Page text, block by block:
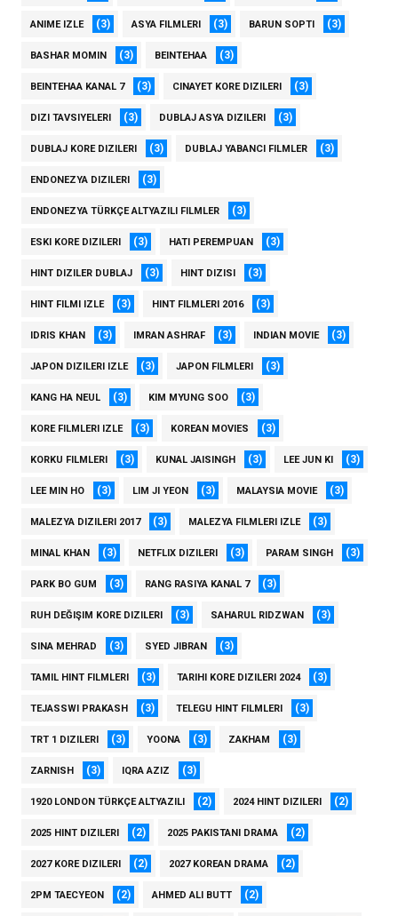
ANIME IZLE (3) ASYA FILMLERI (3) BARUN SOPTI (3)
BASHAR MOMIN (3) BEINTEHAA (3)
BEINTEHAA KANAL 7 (3) CINAYET KORE DIZILERI (3)
DIZI TAVSIYELERI (3) DUBLAJ ASYA DIZILERI (3)
DUBLAJ KORE DIZILERI (3) DUBLAJ YABANCI FILMLER (3)
ENDONEZYA DIZILERI (3)
ENDONEZYA TÜRKÇE ALTYAZILI FILMLER (3)
ESKI KORE DIZILERI (3) HATI PEREMPUAN (3)
HINT DIZILER DUBLAJ (3) HINT DIZISI (3)
HINT FILMI IZLE (3) HINT FILMLERI 2016 (3)
IDRIS KHAN (3) IMRAN ASHRAF (3) INDIAN MOVIE (3)
JAPON DIZILERI IZLE (3) JAPON FILMLERI (3)
KANG HA NEUL (3) KIM MYUNG SOO (3)
KORE FILMLERI IZLE (3) KOREAN MOVIES (3)
KORKU FILMLERI (3) KUNAL JAISINGH (3) LEE JUN KI (3)
LEE MIN HO (3) LIM JI YEON (3) MALAYSIA MOVIE (3)
MALEZYA DIZILERI 2017 (3) MALEZYA FILMLERI IZLE (3)
MINAL KHAN (3) NETFLIX DIZILERI (3) PARAM SINGH (3)
PARK BO GUM (3) RANG RASIYA KANAL 7 (3)
RUH DEĞIŞIM KORE DIZILERI (3) SAHARUL RIDZWAN (3)
SINA MEHRAD (3) SYED JIBRAN (3)
TAMIL HINT FILMLERI (3) TARIHI KORE DIZILERI 2024 (3)
TEJASSWI PRAKASH (3) TELEGU HINT FILMLERI (3)
TRT 1 DIZILERI (3) YOONA (3) ZAKHAM (3)
ZARNISH (3) IQRA AZIZ (3)
1920 LONDON TÜRKÇE ALTYAZILI (2) 2024 HINT DIZILERI (2)
2025 HINT DIZILERI (2) 2025 PAKISTANI DRAMA (2)
2027 KORE DIZILERI (2) 2027 KOREAN DRAMA (2)
2PM TAECYEON (2) AHMED ALI BUTT (2)